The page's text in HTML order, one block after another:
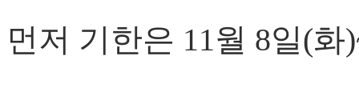
먼저 기한은 11월 8일(